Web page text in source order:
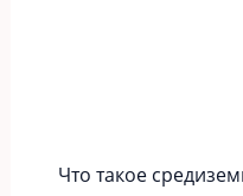
Что такое